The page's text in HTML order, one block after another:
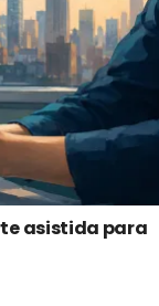
asistida para